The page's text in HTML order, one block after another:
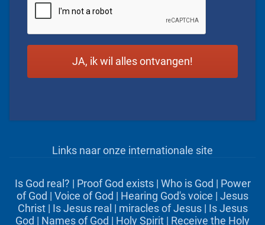
Links naar onze internationale site
Is God real? | Proof God exists| Who is God | Power
of God | Voice of God | Hearing God's voice | Jesus
Christ| Is Jesus real | miracles of Jesus| Is Jesus
God | Names of God | Holy Spirit | Receive the Holy